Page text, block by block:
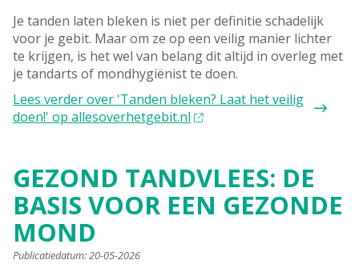
Je tanden laten bleken is niet per definitie schadelijk
voor je gebit. Maar om ze op een veilig manier lichter
te krijgen, is het wel van belang dit altijd in overleg met
je tandarts of mondhygiënist te doen.
Lees verderover 'Tanden bleken? Laat het veilig
doen!' op allesoverhetgebit.nl
GEZOND TANDVLEES: DE
BASIS VOOR EEN GEZONDE
MOND
Publicatiedatum:20-05-2026